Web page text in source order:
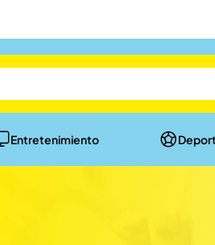
Entretenimiento